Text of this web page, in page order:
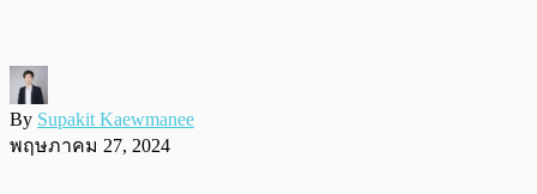
By Supakit Kaewmanee
พฤษภาคม 27, 2024